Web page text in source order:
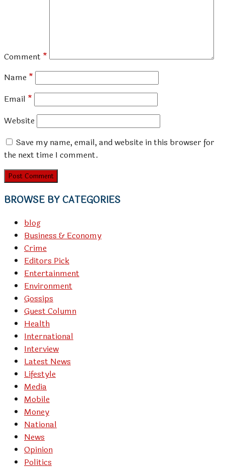
Comment *
Name *
Email *
Website
Save my name, email, and website in this browser for
the next time I comment.
BROWSE BY CATEGORIES
blog
Business & Economy
Crime
Editors Pick
Entertainment
Environment
Gossips
Guest Column
Health
International
Interview
Latest News
Lifestyle
Media
Mobile
Money
National
News
Opinion
Politics